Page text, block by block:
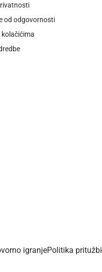
od odgovornosti
kolačićima
igranjePolitika pritužbi